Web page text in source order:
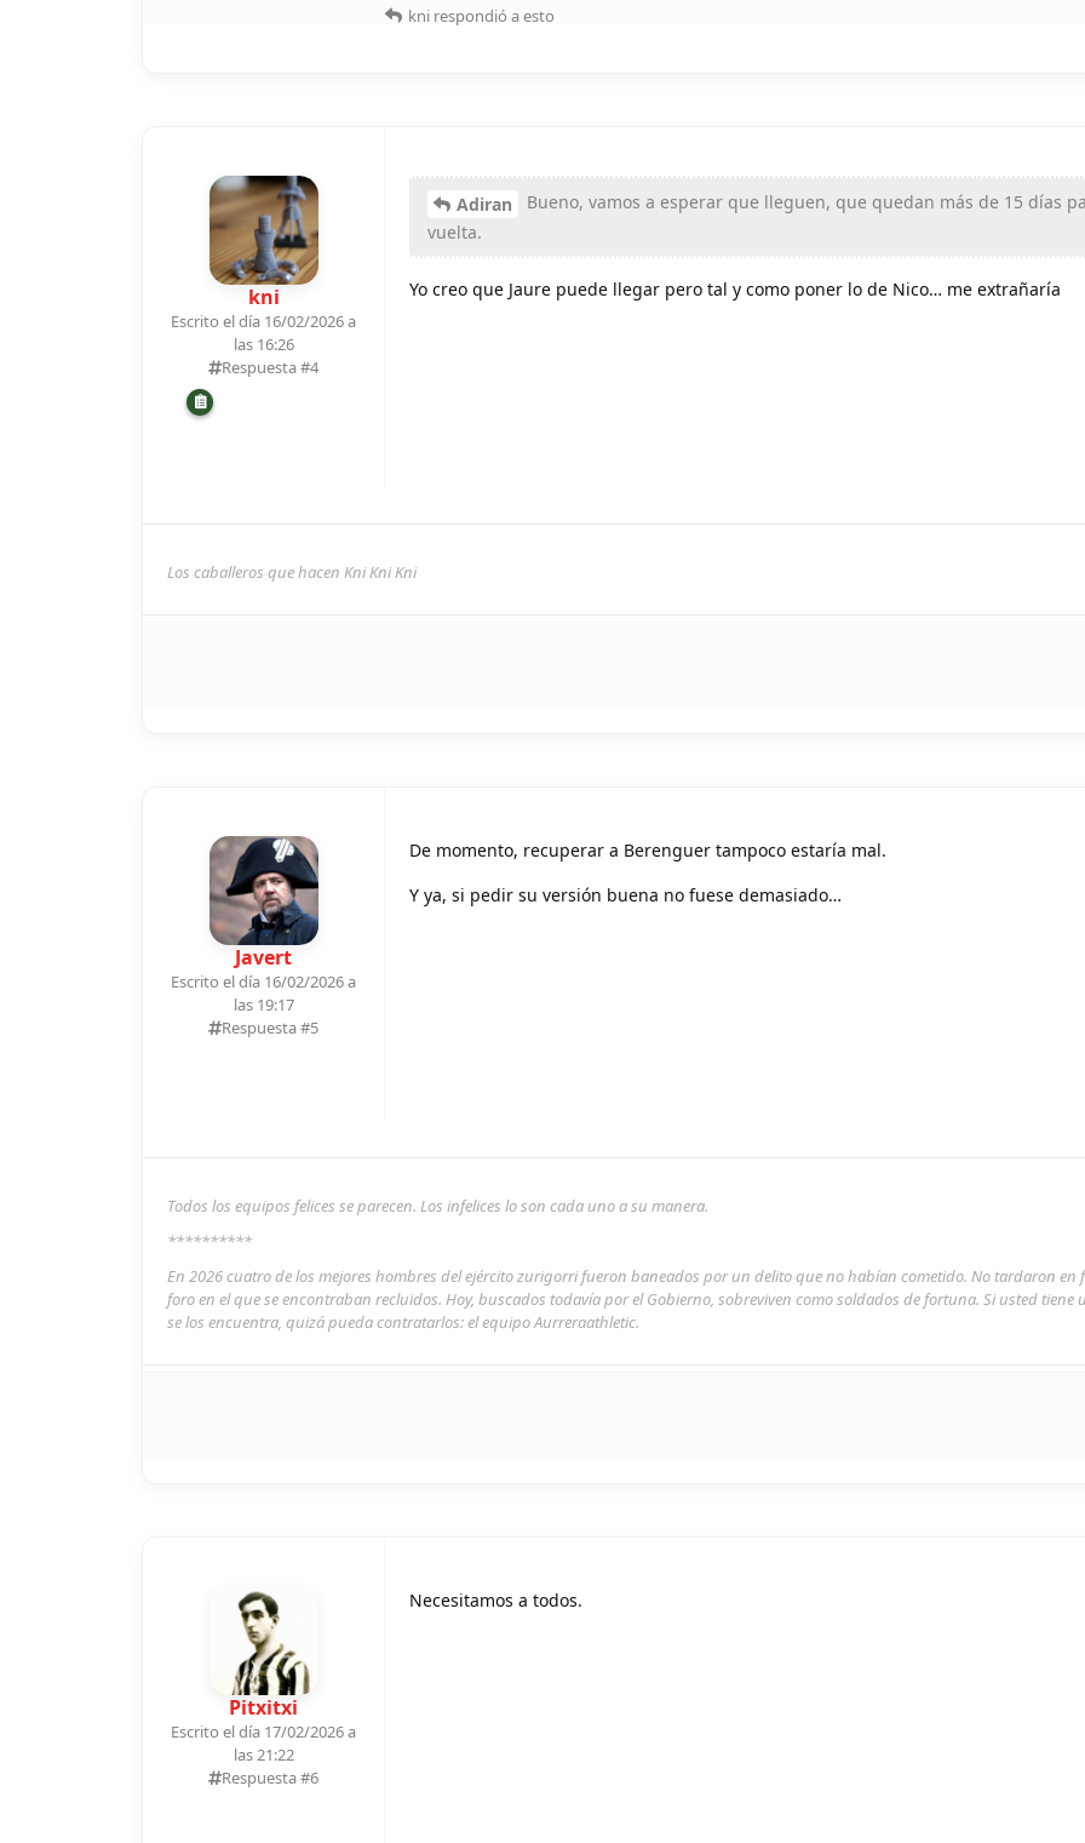
kni respondió a esto
kni
Escrito el día 16/02/2026 a
las 16:26
Respuesta #4
Adiran
Bueno, vamos a esperar que lleguen, que quedan más de 15 días
vuelta.
Yo creo que Jaure puede llegar pero tal y como poner lo de Nico… me extrañaría
Los caballeros que hacen Kni Kni Kni
Javert
Escrito el día 16/02/2026 a
las 19:17
Respuesta #5
De momento, recuperar a Berenguer tampoco estaría mal.
Y ya, si pedir su versión buena no fuese demasiado…
Todos los equipos felices se parecen. Los infelices lo son cada uno a su manera.
**********
En 2026 cuatro de los mejores hombres del ejército zurigorri fueron baneados por un delito que no habían cometido. No tardaron en
foro en el que se encontraban recluidos. Hoy, buscados todavía por el Gobierno, sobreviven como soldados de fortuna. Si usted tiene
se los encuentra, quizá pueda contratarlos: el equipo Aurreraathletic.
Pitxitxi
Escrito el día 17/02/2026 a
las 21:22
Respuesta #6
Necesitamos a todos.